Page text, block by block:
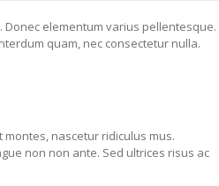
elementum varius pellentesque.
quam, nec consectetur nulla.
nascetur ridiculus mus.
non non ante. Sed ultrices risus ac